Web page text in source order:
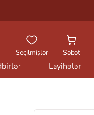
Seçilmişlər Səbət
Layihələr